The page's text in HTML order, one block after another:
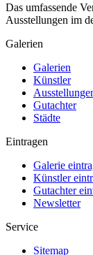
Das umfassende
Ausstellungen im
Galerien
Galerien
Künstler
Gutachter
Städte
Eintragen
Galerie
Künstler
Gutachter
Newsletter
Service
Sitemap